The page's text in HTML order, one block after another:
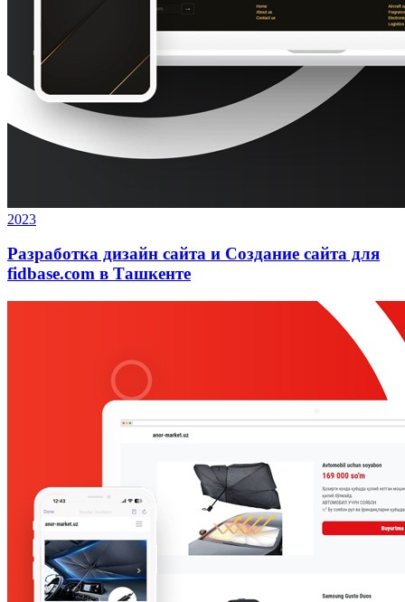
2023
Разработка дизайн сайта и Создание сайта для
fidbase.com в Ташкенте